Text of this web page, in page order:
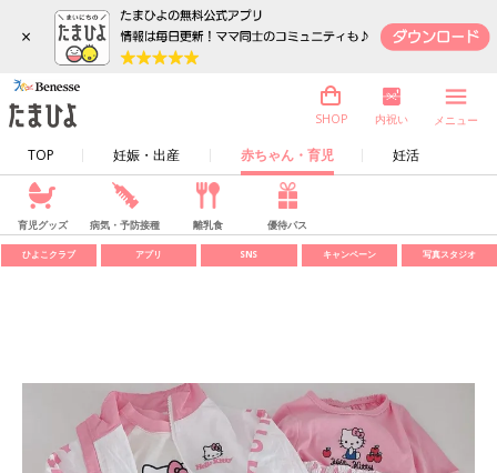
×
TOP 妊娠・出産 赤ちゃん・育児 妊活
SHOP 内祝い メニュー
育児グッズ 病気・予防接種 離乳食 優待パス
ひよこクラブ アプリ SNS キャンペーン 写真スタジオ